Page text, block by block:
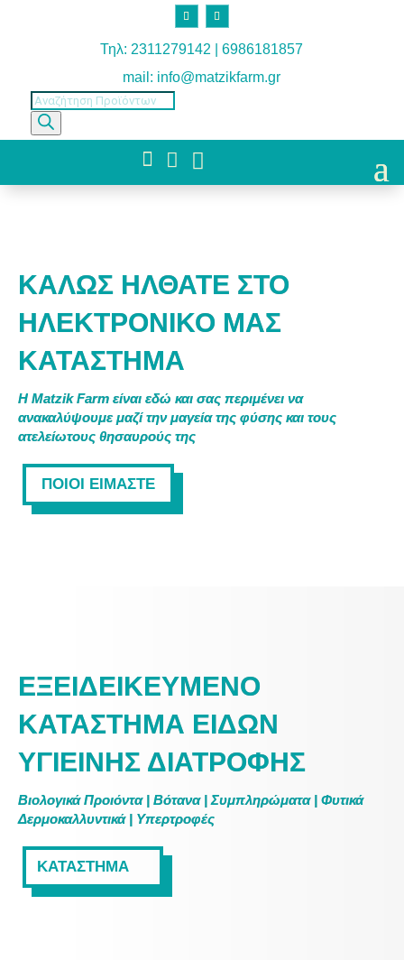
Τηλ: 2311279142 | 6986181857
mail: info@matzikfarm.gr
Products
search
  
ΚΑΛΩΣ ΗΛΘΑΤΕ ΣΤΟ
ΗΛΕΚΤΡΟΝΙΚΟ ΜΑΣ
ΚΑΤΑΣΤΗΜΑ
Η Matzik Farm είναι εδώ και σας περιμένει να
ανακαλύψουμε μαζί την μαγεία της φύσης και τους
ατελείωτους θησαυρούς της
ΠΟΙΟΙ ΕΙΜΑΣΤΕ
ΕΞΕΙΔΕΙΚΕΥΜΕΝΟ
ΚΑΤΑΣΤΗΜΑ ΕΙΔΩΝ
ΥΓΙΕΙΝΗΣ ΔΙΑΤΡΟΦΗΣ
Βιολογικά Προιόντα | Βότανα | Συμπληρώματα | Φυτικά
Δερμοκαλλυντικά | Υπερτροφές
ΚΑΤΑΣΤΗΜΑ